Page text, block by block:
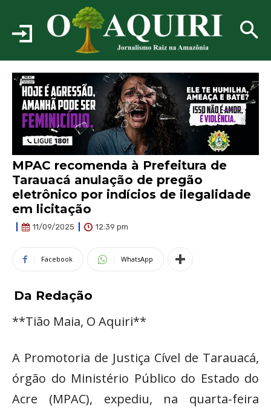
MPAC recomenda à Prefeitura de
Tarauacá anulação de pregão
eletrônico por indícios de ilegalidade
em licitação
11/09/2025 12:39 pm
Facebook WhatsApp
Da Redação
**Tião Maia, O Aquiri**
A Promotoria de Justiça Cível de Tarauacá,
órgão do Ministério Público do Estado do
Acre (MPAC), expediu, na quarta-feira